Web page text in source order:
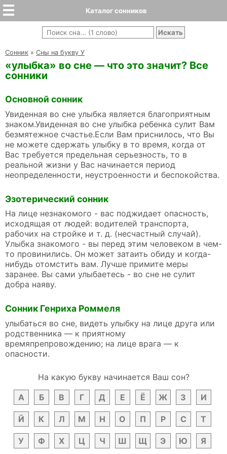
Каталог сонников
Cонник » Сны на букву У
«улыбка» во сне — что это значит? Все
сонники
Основной сонник
Увиденная во сне улыбка является благоприятным
знаком.Увиденная во сне улыбка ребенка сулит Вам
безмятежное счастье.Если Вам приснилось, что Вы
не можете сдержать улыбку в то время, когда от
Вас требуется предельная серьезность, то в
реальной жизни у Вас начинается период
неопределенности, неустроенности и беспокойства.
Эзотерический сонник
На лице незнакомого - вас поджидает опасность,
исходящая от людей: водителей транспорта,
рабочих на стройке и т. д. (несчастный случай).
Улыбка знакомого - вы перед этим человеком в чем-
то провинились. Он может затаить обиду и когда-
нибудь отомстить вам. Лучше примите меры
заранее. Вы сами улыбаетесь - во сне не сулит
добра наяву.
Сонник Генриха Роммеля
улыбаться во сне, видеть улыбку на лице друга или
родственника — к приятному
времяпрепровождению; на лице врага — к
опасности.
На какую букву начинается Ваш сон?
А
Б В Г Д Е Ё Ж З И
Й К Л М Н О П Р С Т
У Ф Х Ц Ч Ш Щ Э Ю Я